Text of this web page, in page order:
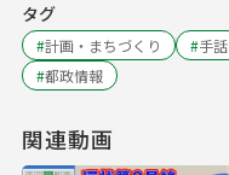
タグ
#計画・まちづくり #手話
#都政情報
関連動画